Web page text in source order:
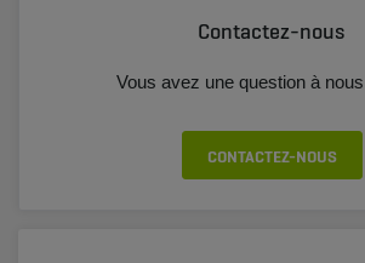
Contactez-nous
Vous avez une question à
CONTACTEZ-NOUS